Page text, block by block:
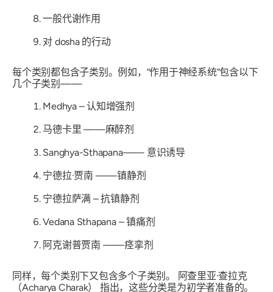
一般代谢作用
对 dosha 的行动
每个类别都包含子类别。例如，“作用于神经系统”包含以下
几个子类别——
Medhya– 认知增强剂
马德卡里 ——麻醉剂
Sanghya-Sthapana—— 意识诱导
宁德拉·贾南 ——镇静剂
宁德拉萨满 – 抗镇静剂
Vedana Sthapana– 镇痛剂
阿克谢普贾南 ——痉挛剂
同样，每个类别下又包含多个子类别。
阿查里亚·查拉克
（Acharya Charak）
指出，这些分类是为初学者准备的。